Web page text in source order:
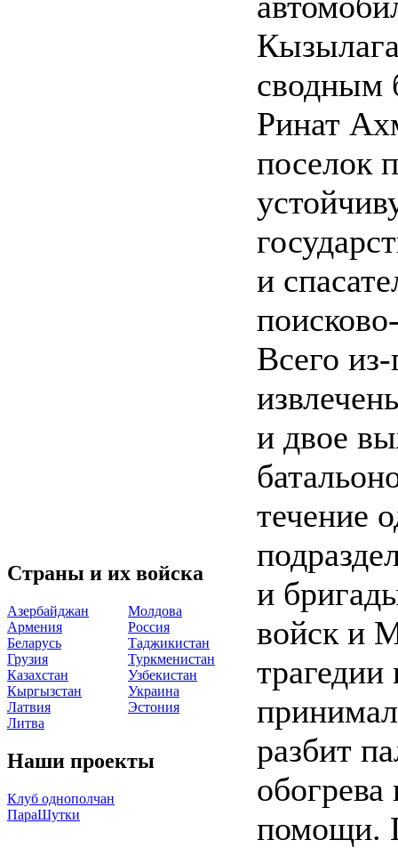
Страны и их войска
Азербайджан
Армения
Беларусь
Грузия
Казахстан
Кыргызстан
Латвия
Литва
Молдова
Россия
Таджикистан
Туркменистан
Узбекистан
Украина
Эстония
Наши проекты
Клуб однополчан
ПараШутки
сводным
Ринат
поселок
и
Всего
и двое
течение
и
войск и
разбит
помощи.